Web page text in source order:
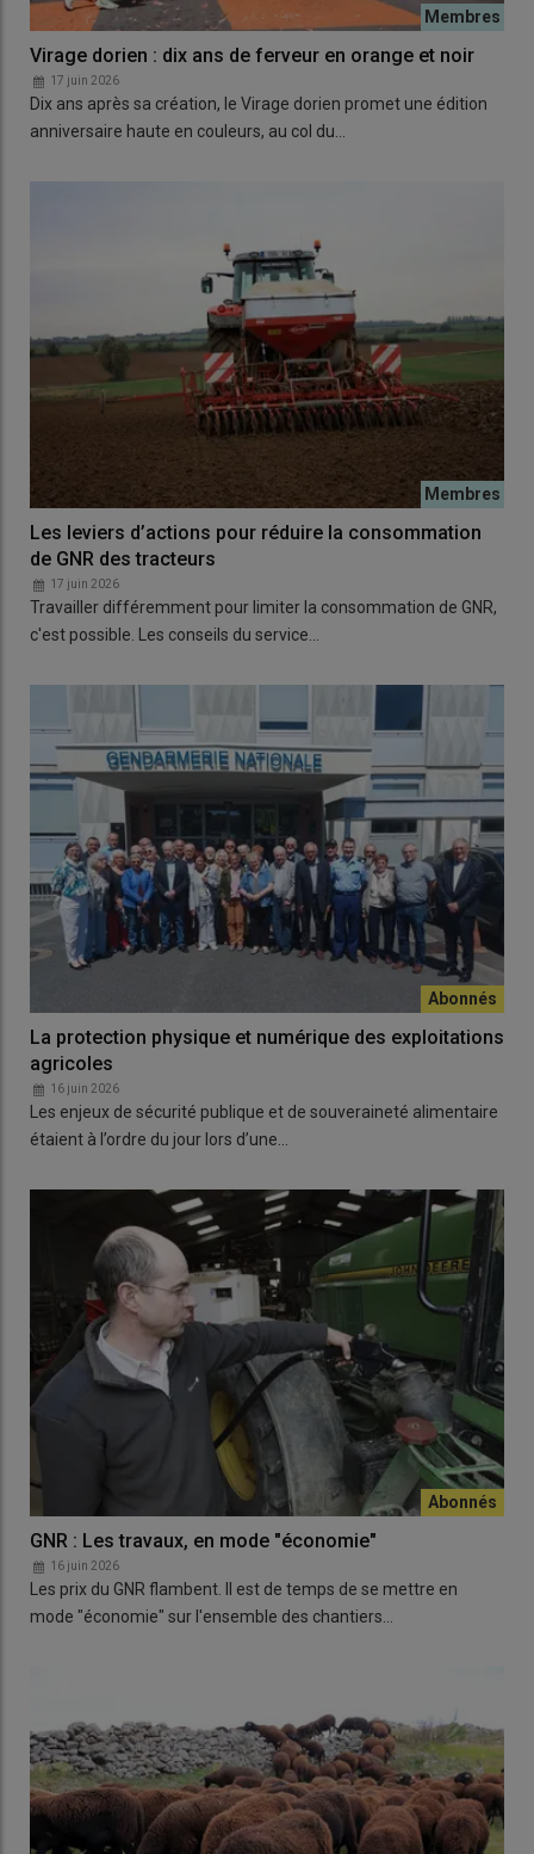
Virage dorien : dix ans de ferveur en orange et noir
17 juin 2026
Dix ans après sa création, le Virage dorien promet une édition
anniversaire haute en couleurs, au col du…
Les leviers d’actions pour réduire la consommation
de GNR des tracteurs
17 juin 2026
Travailler différemment pour limiter la consommation de GNR,
c'est possible. Les conseils du service…
La protection physique et numérique des exploitations
agricoles
16 juin 2026
Les enjeux de sécurité publique et de souveraineté alimentaire
étaient à l’ordre du jour lors d’une…
GNR : Les travaux, en mode "économie"
16 juin 2026
Les prix du GNR flambent. Il est de temps de se mettre en
mode "économie" sur l'ensemble des chantiers…